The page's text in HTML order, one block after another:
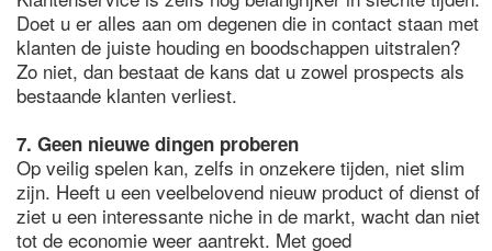
Doet u er alles aan om degenen die in contact staan met
klanten de juiste houding en boodschappen uitstralen?
Zo niet, dan bestaat de kans dat u zowel prospects als
bestaande klanten verliest.
7. Geen nieuwe dingen proberen
Op veilig spelen kan, zelfs in onzekere tijden, niet slim
zijn. Heeft u een veelbelovend nieuw product of dienst of
ziet u een interessante niche in de markt, wacht dan niet
tot de economie weer aantrekt. Met goed